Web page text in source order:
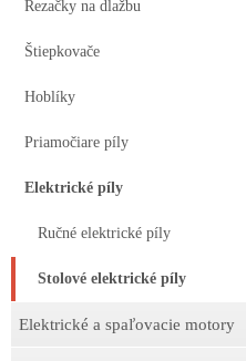
Rezačky na dlažbu
Štiepkovače
Hoblíky
Priamočiare píly
Elektrické píly
Ručné elektrické píly
Stolové elektrické píly
Elektrické a spaľovacie motory